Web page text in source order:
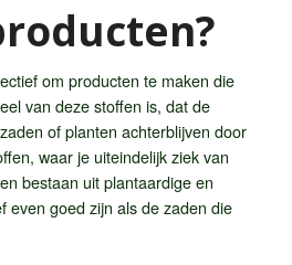
om producten te maken die
van deze stoffen is, dat de
of planten achterblijven door
waar je uiteindelijk ziek van
bestaan uit plantaardige en
even goed zijn als de zaden die